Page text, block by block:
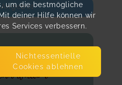
um die bestmögliche
deiner Hilfe können wir
Services verbessern.
Nicht­essentielle
Cookies ablehnen